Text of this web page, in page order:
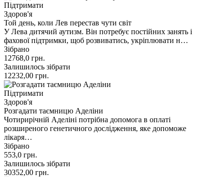
Підтримати
Здоров'я
Той день, коли Лев перестав чути світ
У Лева дитячий аутизм. Він потребує постійних занять і
фахової підтримки, щоб розвиватись, укріплювати н…
Зібрано
12768,0 грн.
Залишилось зібрати
12232,00 грн.
Підтримати
Здоров'я
Розгадати таємницю Аделіни
Чотирирічній Аделіні потрібна допомога в оплаті
розширеного генетичного дослідження, яке допоможе
лікаря…
Зібрано
553,0 грн.
Залишилось зібрати
30352,00 грн.